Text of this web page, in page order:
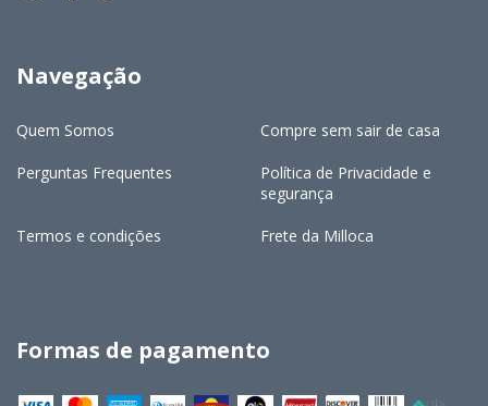
Navegação
Quem Somos Compre sem sair de casa
Perguntas Frequentes
Política de Privacidade e
segurança
Termos e condições Frete da Milloca
Formas de pagamento